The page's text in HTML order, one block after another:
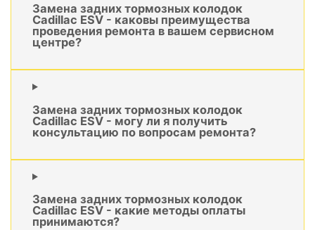
Замена задних тормозных колодок
Cadillac ESV - каковы преимущества
проведения ремонта в вашем сервисном
центре?
Замена задних тормозных колодок
Cadillac ESV - могу ли я получить
консультацию по вопросам ремонта?
Замена задних тормозных колодок
Cadillac ESV - какие методы оплаты
принимаются?